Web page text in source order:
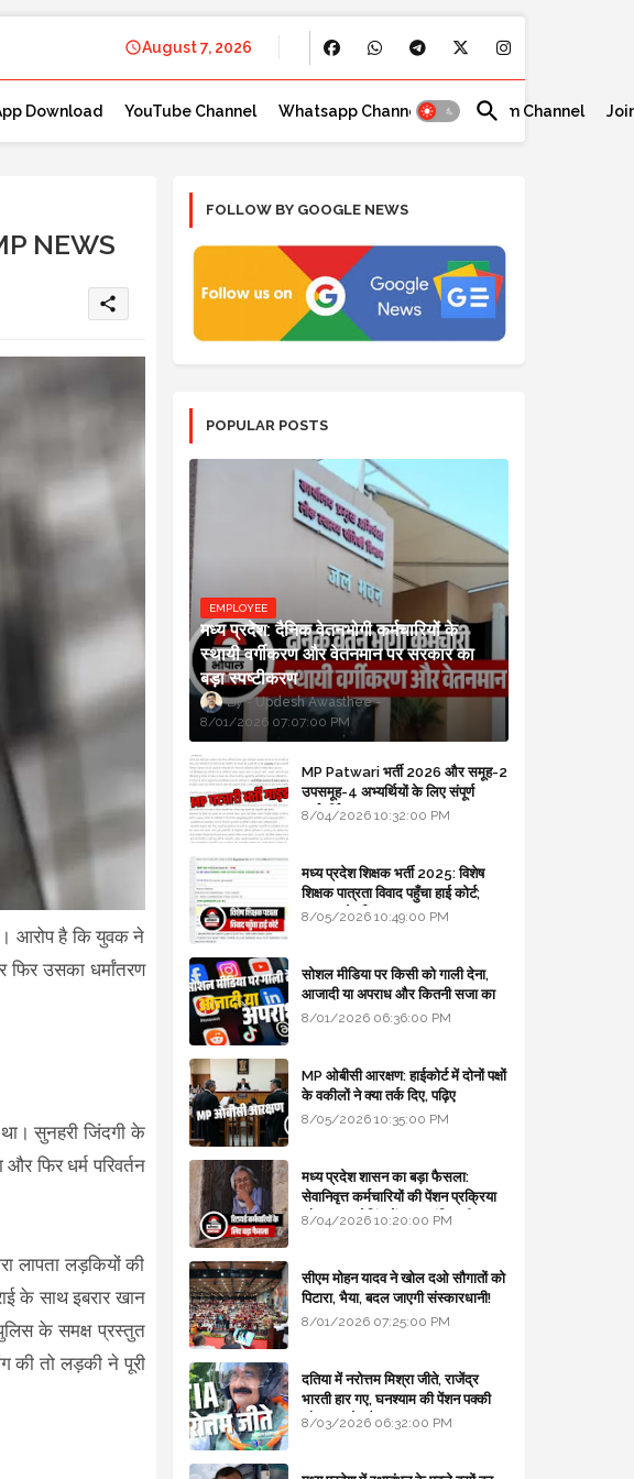
August 7, 2026
Download YouTube Channel Whatsapp Channel Telegram Channel
NEWS
share
आरोप है कि युवक ने
उसका धर्मांतरण
सुनहरी जिंदगी के
फिर धर्म परिवर्तन
लापता लड़कियों की
के साथ इबरार खान
के समक्ष प्रस्तुत
की तो लड़की ने पूरी
FOLLOW BY GOOGLE NEWS
POPULAR POSTS
EMPLOYEE
मध्य प्रदेश: दैनिक वेतनभोगी कर्मचारियों के
स्थायी वर्गीकरण और वेतनमान पर सरकार का
बड़ा स्पष्टीकरण
Updesh Awasthee
8/01/2026 07:07:00 PM
MP Patwari भर्ती 2026 और समूह-2
उपसमूह-4 अभ्यर्थियों के लिए संपूर्ण
मार्गदर्शिका
8/04/2026 10:32:00 PM
मध्य प्रदेश शिक्षक भर्ती 2025: विशेष
शिक्षक पात्रता विवाद पहुँचा हाई कोर्ट;
सरकार से माँगा जवाब
8/05/2026 10:49:00 PM
सोशल मीडिया पर किसी को गाली देना,
आजादी या अपराध और कितनी सजा का
प्रावधान - free legal advice
8/01/2026 06:36:00 PM
MP ओबीसी आरक्षण: हाईकोर्ट में दोनों पक्षों
के वकीलों ने क्या तर्क दिए, पढ़िए
8/05/2026 10:35:00 PM
मध्य प्रदेश शासन का बड़ा फैसला:
सेवानिवृत्त कर्मचारियों की पेंशन प्रक्रिया
और बजट कोडिंग में हुए क्रांतिकारी
8/04/2026 10:20:00 PM
सीएम मोहन यादव ने खोल दओ सौगातों को
पिटारा, भैया, बदल जाएगी संस्कारधानी!
8/01/2026 07:25:00 PM
दतिया में नरोत्तम मिश्रा जीते, राजेंद्र
भारती हार गए, घनश्याम की पेंशन पक्की
और आशुतोष बैक टू...
8/03/2026 06:32:00 PM